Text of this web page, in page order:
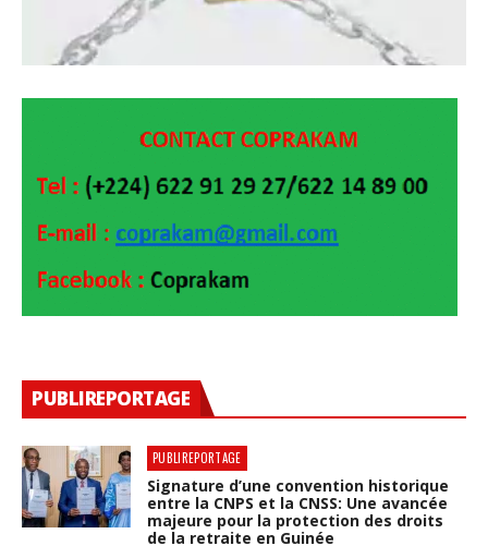
PUBLIREPORTAGE
PUBLIREPORTAGE
Signature d’une convention historique
entre la CNPS et la CNSS: Une avancée
majeure pour la protection des droits
de la retraite en Guinée